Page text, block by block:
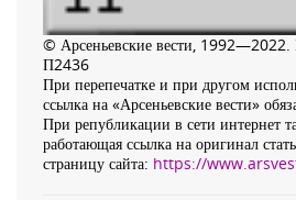
© Арсеньевские вести, 1992—2022.
П2436
При перепечатке и при другом
ссылка на «Арсеньевские вести»
При републикации в сети интернет
работающая ссылка на оригинал
страницу сайта: https://